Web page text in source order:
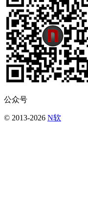
公众号
© 2013-2026 N软